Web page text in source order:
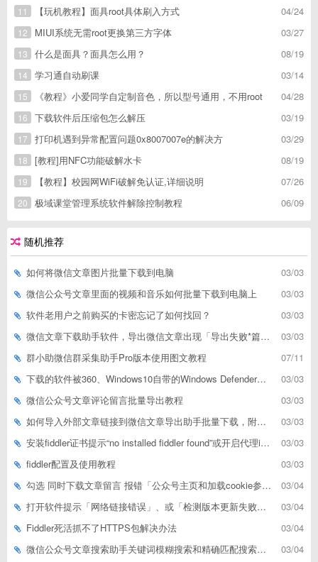
04/24
11
【玩机教程】面具root具体刷入方式
03/27
12
MIUI系统无需root更换第三方字体
08/19
13
什么是面具？面具怎么用？
03/14
14
学习通自动刷课
04/28
15
《教程》小爱同学自定制音色，所以型号通用，不用root
03/19
16
下载软件后压缩包怎么解压
03/29
17
打印机遇到异常配置问题0x8007007e的解决方
08/19
18
[教程]用NFC功能破解水卡
07/26
19
【教程】校园网WiFi破解免认证,详细说明
06/09
20 极域课堂管理系统软件解除控制教程
随机推荐
03/03
如何将微信文章图片批量下载到电脑
03/03
微信公众号文章里面的视频和音乐如何批量下载到电脑上
03/03
软件老用户之前购买的卡密忘记了如何找回？
03/03
微信文章下载助手软件，导出微信文章出现「导出失败*篇」如何解决
07/11
群小助微信群采集助手Pro版本使用图文教程
03/03
下载的软件被360、Windows10自带的Windows Defender、腾讯管家等杀毒软件误删了怎么解决
03/03
微信公众号文章评论留言批量导出教程
03/03
如何导入外部文章链接到微信文章导出助手批量下载，附上3种方式
03/03
安装fiddler证书提示“no installed fiddler found”或开启代理ip失败
03/03
fiddler配置及使用教程
03/04
勾选 同时下载文章留言 报错「公众号主页和加载cookie参数不能为空」
03/04
打开软件提示「网络链接错误」、或「检测版本更新失败」等网络问题解决方案
03/04
Fiddler死活抓不了HTTPS包解决办法
03/04
微信公众号文章搜索助手关键词模糊搜索和精确匹配搜索的区别